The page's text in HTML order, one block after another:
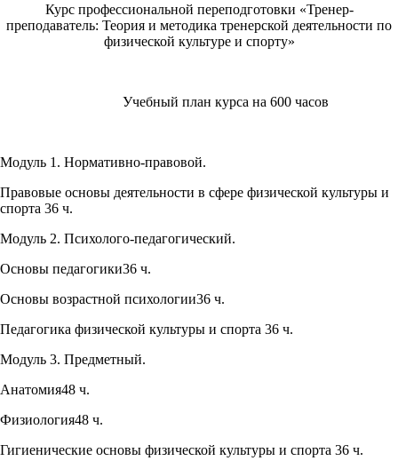
Курс профессиональной переподготовки «Тренер-
преподаватель: Теория и методика тренерской деятельности по
физической культуре и спорту»
Учебный план курса на 600 часов
Модуль 1. Нормативно-правовой.
Правовые основы деятельности в сфере физической культуры и
спорта 36 ч.
Модуль 2. Психолого-педагогический.
Основы педагогики36 ч.
Основы возрастной психологии36 ч.
Педагогика физической культуры и спорта 36 ч.
Модуль 3. Предметный.
Анатомия48 ч.
Физиология48 ч.
Гигиенические основы физической культуры и спорта 36 ч.